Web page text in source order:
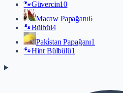
🐾Güvercin10
Macaw Papağanı6
🐾Bülbül4
Paki̇stan Papağanı1
🐾Hint Bülbülü1